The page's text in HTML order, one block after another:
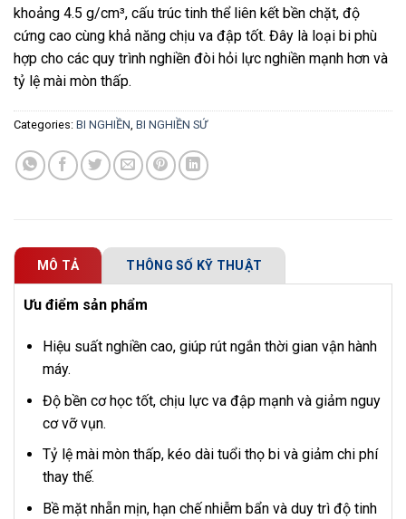
khoảng 4.5 g/cm³, cấu trúc tinh thể liên kết bền chặt, độ
cứng cao cùng khả năng chịu va đập tốt. Đây là loại bi phù
hợp cho các quy trình nghiền đòi hỏi lực nghiền mạnh hơn và
tỷ lệ mài mòn thấp.
Categories: BI NGHIỀN, BI NGHIỀN SỨ
MÔ TẢ THÔNG SỐ KỸ THUẬT
Ưu điểm sản phẩm
Hiệu suất nghiền cao, giúp rút ngắn thời gian vận hành
máy.
Độ bền cơ học tốt, chịu lực va đập mạnh và giảm nguy
cơ vỡ vụn.
Tỷ lệ mài mòn thấp, kéo dài tuổi thọ bi và giảm chi phí
thay thế.
Bề mặt nhẵn mịn, hạn chế nhiễm bẩn và duy trì độ tinh